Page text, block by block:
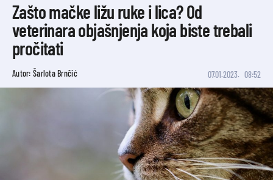
Zašto mačke ližu ruke i lica? Od
veterinara objašnjenja koja biste trebali
pročitati
Autor: Šarlota Brnčić 07.01.2023. 08:52